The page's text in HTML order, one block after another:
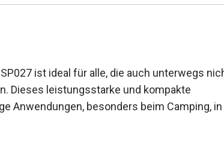
ist ideal für alle, die auch unterwegs
Dieses leistungsstarke und kompakte
Anwendungen, besonders beim Camping, in